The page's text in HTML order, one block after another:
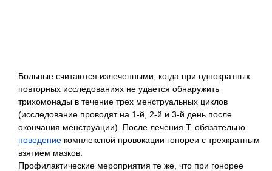
Больные считаются излеченными, когда при однократных
повторных исследованиях не удается обнаружить
трихомонады в течение трех менструальных циклов
(исследование проводят на 1-й, 2-й и 3-й день после
окончания менструации). После лечения Т. обязательно
поведение комплексной провокации гонореи с трехкратным
взятием мазков.
Профилактические мероприятия те же, что при гонорее